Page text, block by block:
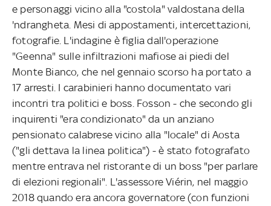
e personaggi vicino alla "costola" valdostana della
'ndrangheta. Mesi di appostamenti, intercettazioni,
fotografie. L'indagine è figlia dall'operazione
"Geenna" sulle infiltrazioni mafiose ai piedi del
Monte Bianco, che nel gennaio scorso ha portato a
17 arresti. I carabinieri hanno documentato vari
incontri tra politici e boss. Fosson - che secondo gli
inquirenti "era condizionato" da un anziano
pensionato calabrese vicino alla "locale" di Aosta
("gli dettava la linea politica") - è stato fotografato
mentre entrava nel ristorante di un boss "per parlare
di elezioni regionali". L'assessore Viérin, nel maggio
2018 quando era ancora governatore (con funzioni